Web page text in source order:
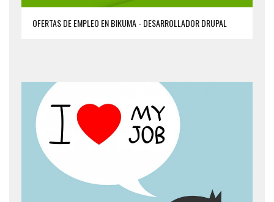
OFERTAS DE EMPLEO EN BIKUMA - DESARROLLADOR DRUPAL